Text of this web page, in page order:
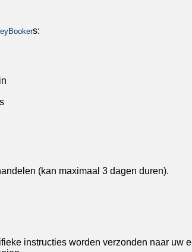
s:
(kan maximaal 3 dagen duren).
instructies worden verzonden naar uw